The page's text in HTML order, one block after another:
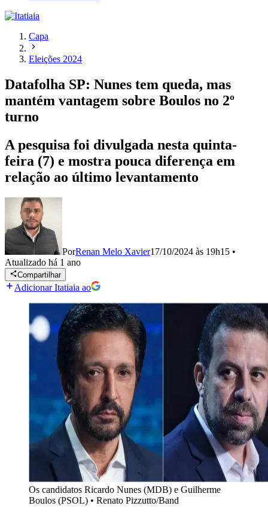
Capa
Eleições 2024
Datafolha SP: Nunes tem queda, mas
mantém vantagem sobre Boulos no 2º
turno
A pesquisa foi divulgada nesta quinta-
feira (7) e mostra pouca diferença em
relação ao último levantamento
PorRenan Melo Xavier17/10/2024 às 19h15 •
Atualizado há 1 ano
Compartilhar
Adicionar Itatiaia ao
Os candidatos Ricardo Nunes (MDB) e Guilherme
Boulos (PSOL) • Renato Pizzutto/Band